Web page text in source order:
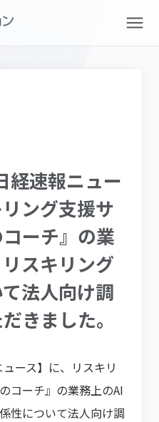
経速報ニュー
ング支援サ
ーチ』の業
スキリング
法人向け調
きました。
ース】に、リスキリ
コーチ』の業務上のAI
性について法人向け調